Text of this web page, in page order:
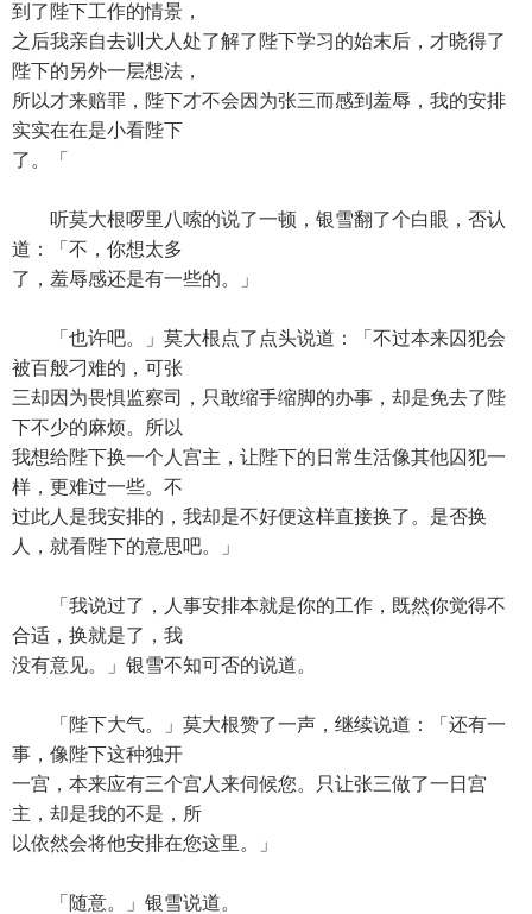
到了陛下工作的情景，
之后我亲自去训犬人处了解了陛下学习的始末后，才晓得了
陛下的另外一层想法，
所以才来赔罪，陛下才不会因为张三而感到羞辱，我的安排
实实在在是小看陛下
了。「
听莫大根啰里八嗦的说了一顿，银雪翻了个白眼，否认
道：「不，你想太多
了，羞辱感还是有一些的。」
「也许吧。」莫大根点了点头说道：「不过本来囚犯会
被百般刁难的，可张
三却因为畏惧监察司，只敢缩手缩脚的办事，却是免去了陛
下不少的麻烦。所以
我想给陛下换一个人宫主，让陛下的日常生活像其他囚犯一
样，更难过一些。不
过此人是我安排的，我却是不好便这样直接换了。是否换
人，就看陛下的意思吧。」
「我说过了，人事安排本就是你的工作，既然你觉得不
合适，换就是了，我
没有意见。」银雪不知可否的说道。
「陛下大气。」莫大根赞了一声，继续说道：「还有一
事，像陛下这种独开
一宫，本来应有三个宫人来伺候您。只让张三做了一日宫
主，却是我的不是，所
以依然会将他安排在您这里。」
「随意。」银雪说道。